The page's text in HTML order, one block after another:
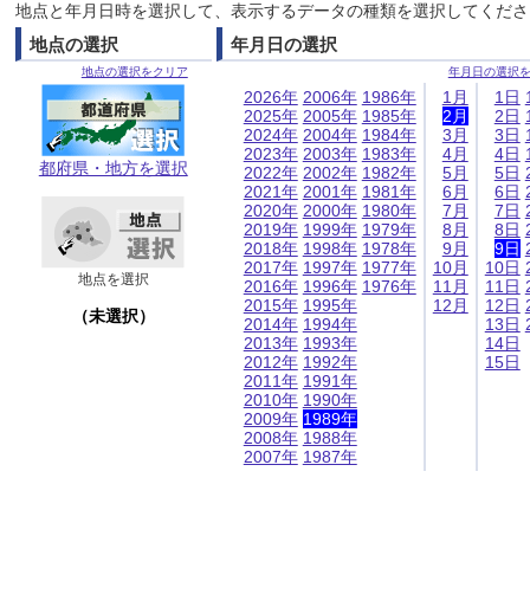
地点と年月日時を選択して、表示するデータの種類を選択してくだ
地点の選択
地点の選択をクリア
都府県・地方を選択
地点を選択
（未選択）
年月日の選択
年月日の選択
2026年
2025年
2024年
2023年
2022年
2021年
2020年
2019年
2018年
2017年
2016年
2015年
2014年
2013年
2012年
2011年
2010年
2009年
2008年
2007年
2006年
2005年
2004年
2003年
2002年
2001年
2000年
1999年
1998年
1997年
1996年
1995年
1994年
1993年
1992年
1991年
1990年
1989年
1988年
1987年
1986年
1985年
1984年
1983年
1982年
1981年
1980年
1979年
1978年
1977年
1976年
1月
2月
3月
4月
5月
6月
7月
8月
9月
10月
11月
12月
1日
2日
3日
4日
5日
6日
7日
8日
9日
10日
11日
12日
13日
14日
15日